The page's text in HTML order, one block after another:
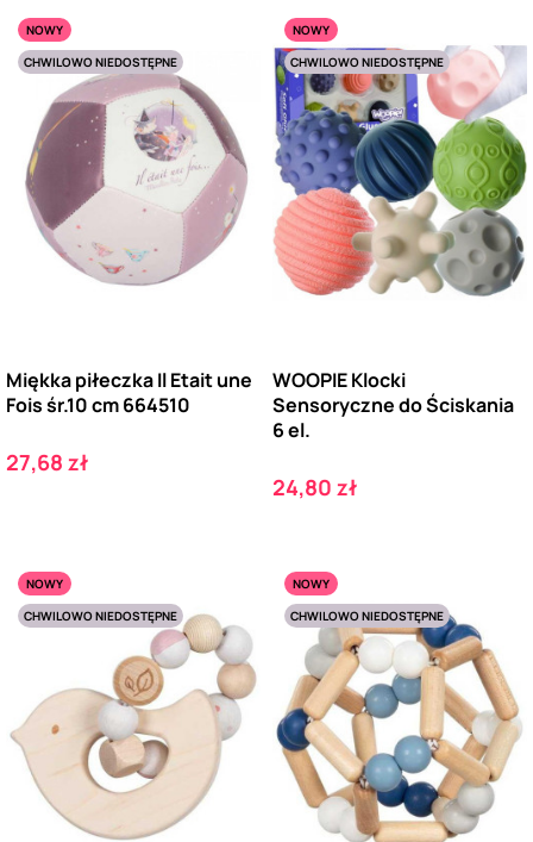
NOWY
CHWILOWO NIEDOSTĘPNE
Miękka piłeczka Il Etait une
Fois śr.10 cm 664510
Cena
27,68 zł
NOWY
CHWILOWO NIEDOSTĘPNE
WOOPIE Klocki
Sensoryczne do Ściskania
6 el.
Cena
24,80 zł
NOWY
CHWILOWO NIEDOSTĘPNE
NOWY
CHWILOWO NIEDOSTĘPNE